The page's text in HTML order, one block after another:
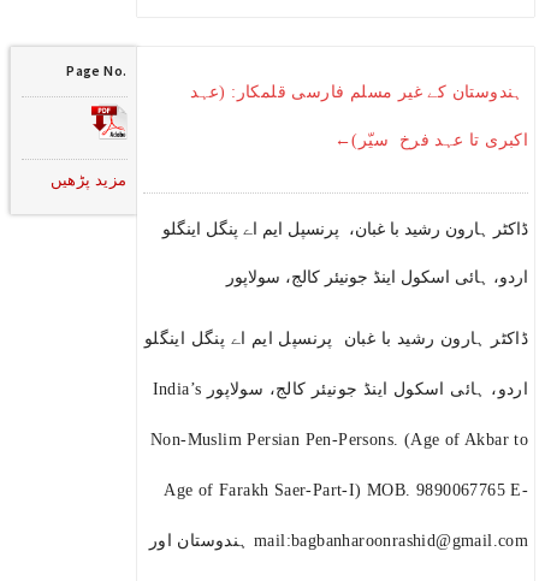
ہندوستان کے غیر مسلم فارسی قلمکار: (عہد
اکبری تا عہد فرخ سیّر)←
ڈاکٹر ہارون رشید با غبان، پرنسپل ایم اے پنگل اینگلو
اردو، ہائی اسکول اینڈ جونیئر کالج، سولاپور
ڈاکٹر ہارون رشید با غبان پرنسپل ایم اے پنگل اینگلو
اردو، ہائی اسکول اینڈ جونیئر کالج، سولاپور India’s
Non-Muslim Persian Pen-Persons. (Age of Akbar to
Age of Farakh Saer-Part-I) MOB. 9890067765 E-
mail:bagbanharoonrashid@gmail.com ہندوستان اور
Page No.
مزید پڑھیں